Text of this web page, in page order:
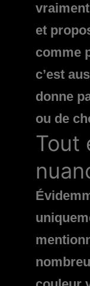
et
comme
c’est
donne
ou de
Tout